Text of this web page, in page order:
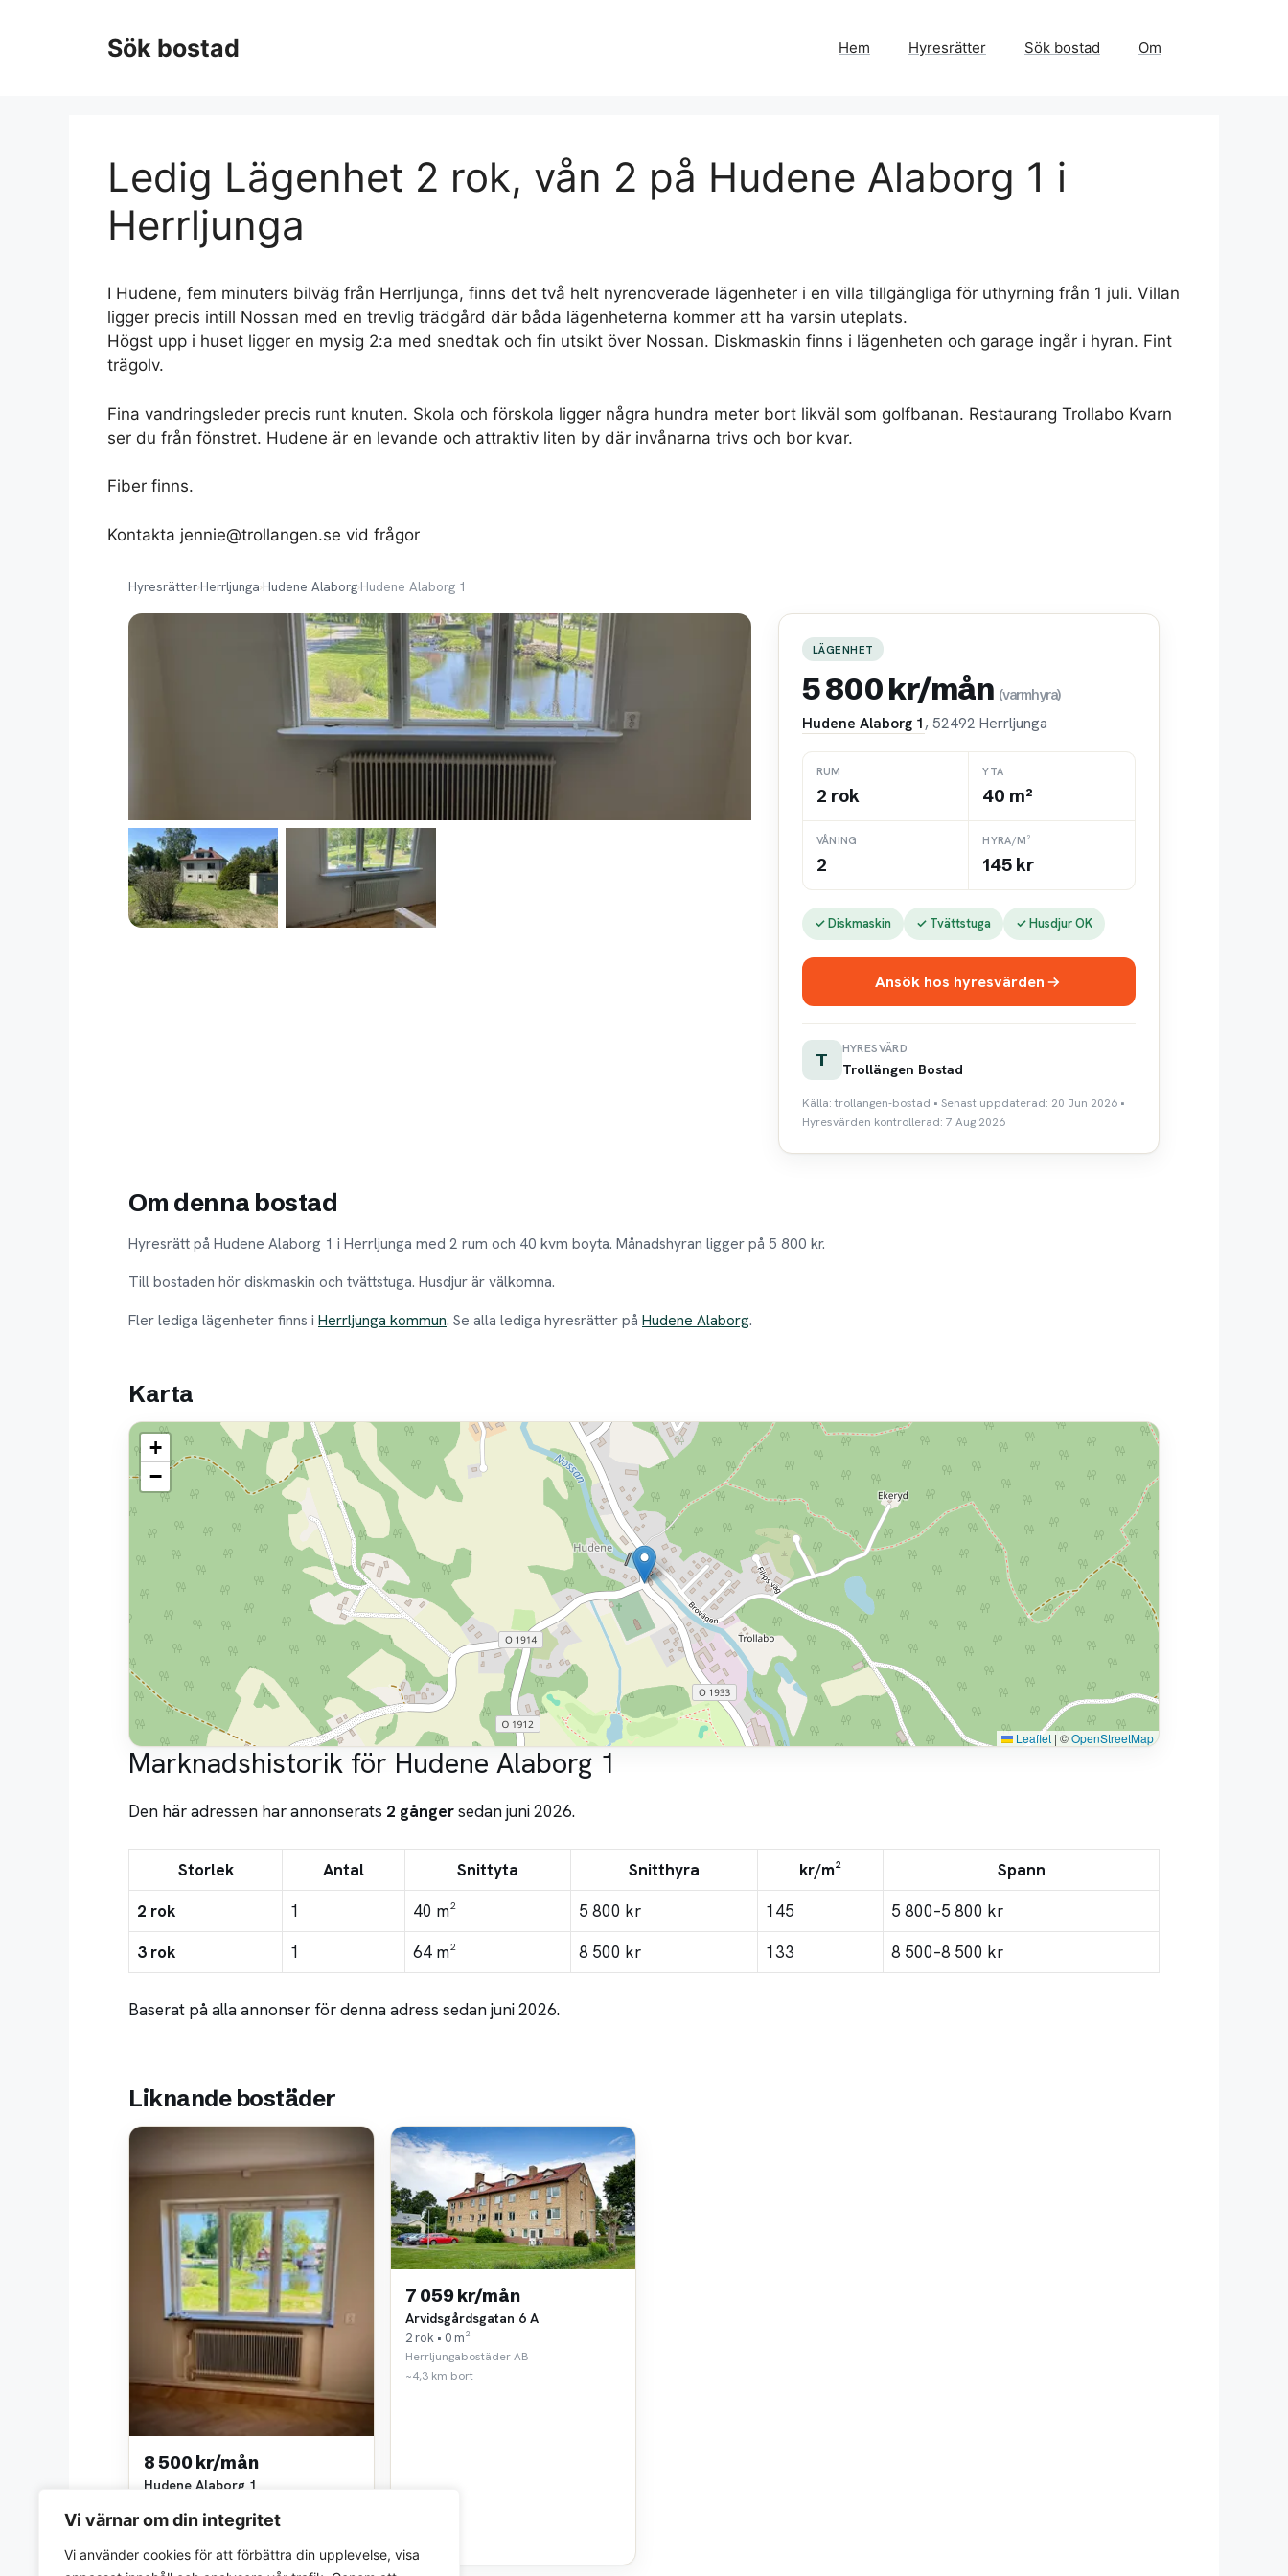
Vi värnar om din integritet
Vi använder cookies för att förbättra din upplevelse, visa
Sök bostad Hem Hyresrätter Sök bostad Om
Ledig Lägenhet 2 rok, vån 2 på Hudene Alaborg 1 i
Herrljunga
I Hudene, fem minuters bilväg från Herrljunga, finns det två helt nyrenoverade lägenheter i en villa tillgängliga för uthyrning från 1 juli. Villan
ligger precis intill Nossan med en trevlig trädgård där båda lägenheterna kommer att ha varsin uteplats.
Högst upp i huset ligger en mysig 2:a med snedtak och fin utsikt över Nossan. Diskmaskin finns i lägenheten och garage ingår i hyran. Fint
trägolv.
Fina vandringsleder precis runt knuten. Skola och förskola ligger några hundra meter bort likväl som golfbanan. Restaurang Trollabo Kvarn
ser du från fönstret. Hudene är en levande och attraktiv liten by där invånarna trivs och bor kvar.
Fiber finns.
Kontakta jennie@trollangen.se vid frågor
Hyresrätter›Herrljunga›Hudene Alaborg›Hudene Alaborg 1
LÄGENHET
5 800 kr/mån (varmhyra)
Hudene Alaborg 1, 52492 Herrljunga
RUM
2 rok
YTA
40 m²
VÅNING
2
HYRA/M²
145 kr
✓ Diskmaskin ✓ Tvättstuga ✓ Husdjur OK
Ansök hos hyresvärden
T
HYRESVÄRD
Trollängen Bostad
Källa: trollangen-bostad • Senast uppdaterad: 20 Jun 2026 •
Hyresvärden kontrollerad: 7 Aug 2026
Om denna bostad
Hyresrätt på Hudene Alaborg 1 i Herrljunga med 2 rum och 40 kvm boyta. Månadshyran ligger på 5 800 kr.
Till bostaden hör diskmaskin och tvättstuga. Husdjur är välkomna.
Fler lediga lägenheter finns i Herrljunga kommun. Se alla lediga hyresrätter på Hudene Alaborg.
Karta
+
−
Leaflet | ©OpenStreetMap
Marknadshistorik för Hudene Alaborg 1
Den här adressen har annonserats 2 gångersedan juni 2026.
Storlek Antal Snittyta Snitthyra kr/m²
Spann
2 rok
1 40 m² 5 800 kr 145
5 800–5 800 kr
3 rok
1 64 m² 8 500 kr 133 8 500–8 500 kr
Baserat på alla annonser för denna adress sedan juni 2026.
Liknande bostäder
8 500 kr/mån
Hudene Alaborg 1
Trollängen Bostad
7 059 kr/mån
Arvidsgårdsgatan 6 A
2 rok • 0 m²
Herrljungabostäder AB
~4,3 km bort